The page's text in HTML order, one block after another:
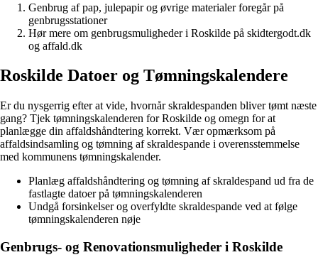
Genbrug af pap, julepapir og øvrige materialer foregår på
genbrugsstationer
Hør mere om genbrugsmuligheder i Roskilde på skidtergodt.dk
og affald.dk
Roskilde Datoer og Tømningskalendere
Er du nysgerrig efter at vide, hvornår skraldespanden bliver tømt næste
gang? Tjek tømningskalenderen for Roskilde og omegn for at
planlægge din affaldshåndtering korrekt. Vær opmærksom på
affaldsindsamling og tømning af skraldespande i overensstemmelse
med kommunens tømningskalender.
Planlæg affaldshåndtering og tømning af skraldespand ud fra de
fastlagte datoer på tømningskalenderen
Undgå forsinkelser og overfyldte skraldespande ved at følge
tømningskalenderen nøje
Genbrugs- og Renovationsmuligheder i Roskilde